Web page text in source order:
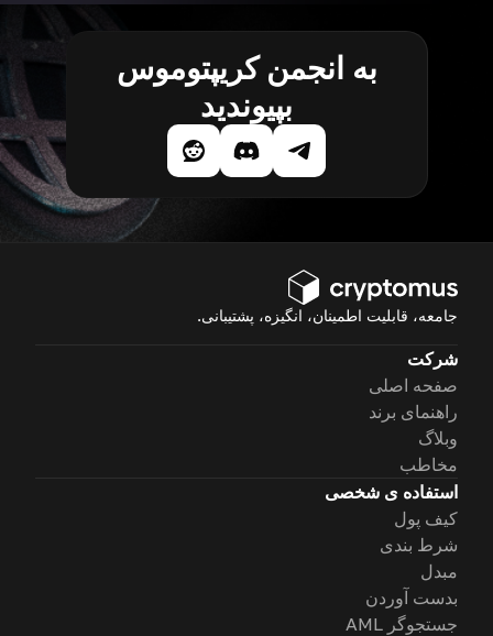
به انجمن کریپتوموس
بپیوندید
جامعه، قابلیت اطمینان، انگیزه، پشتیبانی.
شرکت
صفحه اصلی
راهنمای برند
وبلاگ
مخاطب
استفاده ی شخصی
کیف پول
شرط بندی
مبدل
بدست آوردن
جستجوگر AML